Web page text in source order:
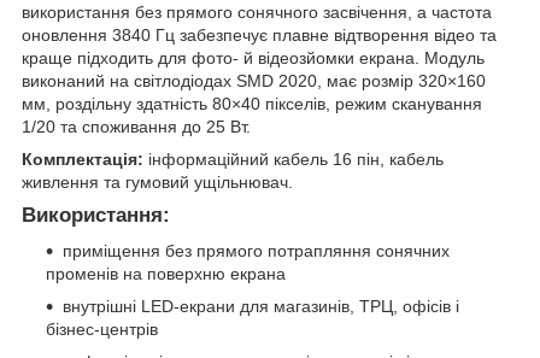
використання без прямого сонячного засвічення, а частота
оновлення 3840 Гц забезпечує плавне відтворення відео та
краще підходить для фото- й відеозйомки екрана. Модуль
виконаний на світлодіодах SMD 2020, має розмір 320×160
мм, роздільну здатність 80×40 пікселів, режим сканування
1/20 та споживання до 25 Вт.
Комплектація: інформаційний кабель 16 пін, кабель
живлення та гумовий ущільнювач.
Використання:
приміщення без прямого потрапляння сонячних
променів на поверхню екрана
внутрішні LED-екрани для магазинів, ТРЦ, офісів і
бізнес-центрів